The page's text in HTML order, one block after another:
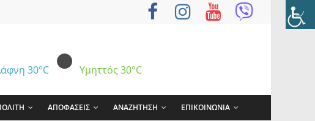
30°C Υμηττός 30°C
ΑΠΟΦΑΣΕΙΣ ΑΝΑΖΗΤΗΣΗ ΕΠΙΚΟΙΝΩΝΙΑ